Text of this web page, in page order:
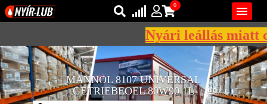
REGISZTRÁCIÓ

Bejelentkezés
Regisztráció
0
AZ ÖN KOSARA ÜRES
Nyári leállás miatt
MANNOL 8107 UNIVERSAL
GETRIEBEOEL 80W90 1L